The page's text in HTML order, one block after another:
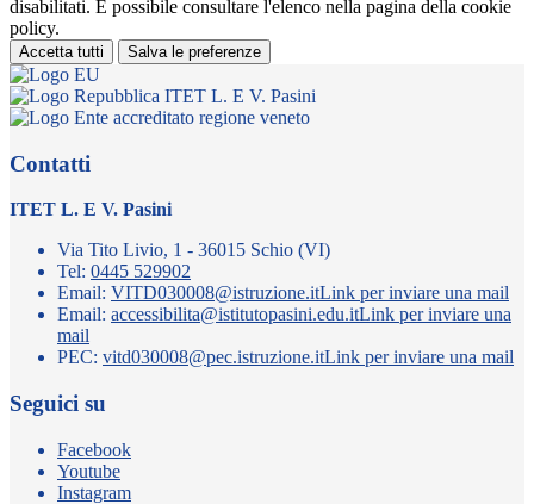
disabilitati. È possibile consultare l'elenco nella pagina della cookie
policy.
Accetta tutti Salva le preferenze
ITET L. E V. Pasini
Contatti
ITET L. E V. Pasini
Via Tito Livio, 1 - 36015 Schio (VI)
Tel: 0445 529902
Email: VITD030008@istruzione.itLink per inviare una mail
Email: accessibilita@istitutopasini.edu.itLink per inviare una
mail
PEC: vitd030008@pec.istruzione.itLink per inviare una mail
Seguici su
Facebook
Youtube
Instagram